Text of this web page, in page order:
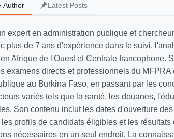
Author Latest Posts
expert en administration publique et
plus de 7 ans d'expérience dans le suivi,
Afrique de l'Ouest et Centrale francophone.
examens directs et professionnels du
au Burkina Faso, en passant par les
variés tels que la santé, les douanes,
Son contenu inclut les dates d'ouverture
profils de candidats éligibles et les
nécessaires en un seul endroit. La